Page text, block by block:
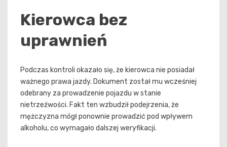
Kierowca bez
uprawnień
Podczas kontroli okazało się, że kierowca nie posiadał
ważnego prawa jazdy. Dokument został mu wcześniej
odebrany za prowadzenie pojazdu w stanie
nietrzeźwości. Fakt ten wzbudził podejrzenia, że
mężczyzna mógł ponownie prowadzić pod wpływem
alkoholu, co wymagało dalszej weryfikacji.